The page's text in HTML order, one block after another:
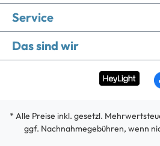
Service
Das sind wir
* Alle Preise inkl. gesetzl.
ggf. Nachnahmegebühren, wenn